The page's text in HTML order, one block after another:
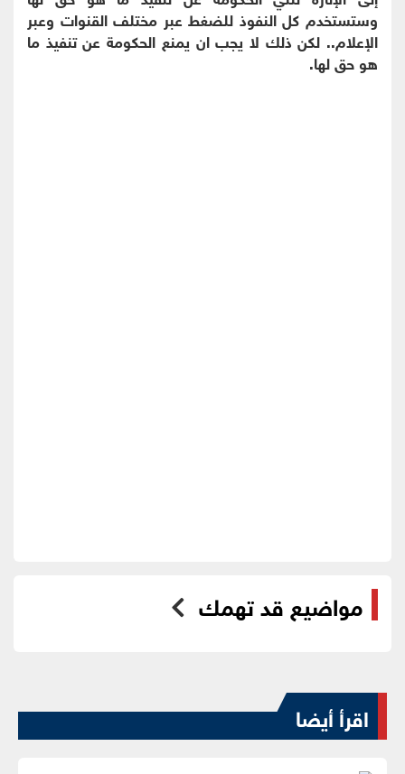
وستستخدم كل النفوذ للضغط عبر مختلف القنوات وعبر
الإعلام.. لكن ذلك لا يجب ان يمنع الحكومة عن تنفيذ ما
هو حق لها.
مواضيع قد تهمك
اقرأ أيضا